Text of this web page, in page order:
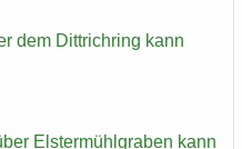
dem Dittrich­ring kann
Els­ter­mühl­gra­ben kann